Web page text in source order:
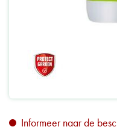
Informeer naar de